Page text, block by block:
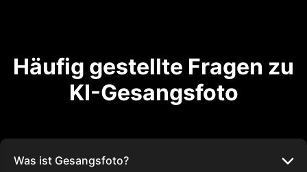
Häufig gestellte Fragen zu
KI-Gesangsfoto
Was ist Gesangsfoto?